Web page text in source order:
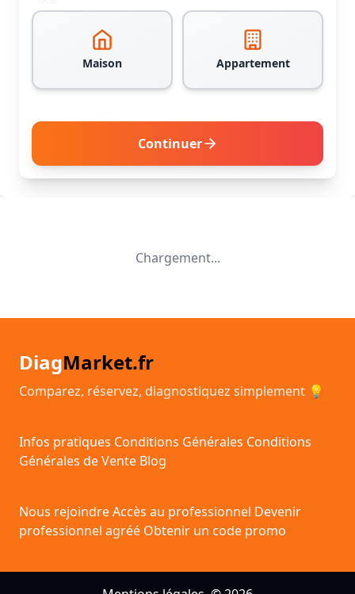
Maison Appartement
Continuer
Chargement...
DiagMarket.fr
Comparez, réservez, diagnostiquez simplement 💡
Infos pratiques Conditions Générales Conditions
Générales de Vente Blog
Nous rejoindreAccès au professionnel Devenir
professionnel agréé Obtenir un code promo